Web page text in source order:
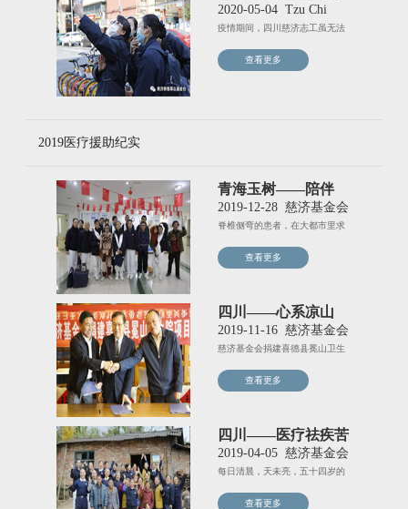
端相见送关怀
2020-05-04 Tzu Chi
疫情期间，四川慈济志工虽无法
查看更多
2019医疗援助纪实
青海玉树——陪伴
你“顶天立地”
2019-12-28 慈济基金会
脊椎侧弯的患者，在大都市里求
查看更多
四川——心系凉山
援建冕山卫生院
2019-11-16 慈济基金会
慈济基金会捐建喜德县冕山卫生
查看更多
四川——医疗祛疾苦
迈向幸福路
2019-04-05 慈济基金会
每日清晨，天未亮，五十四岁的
查看更多